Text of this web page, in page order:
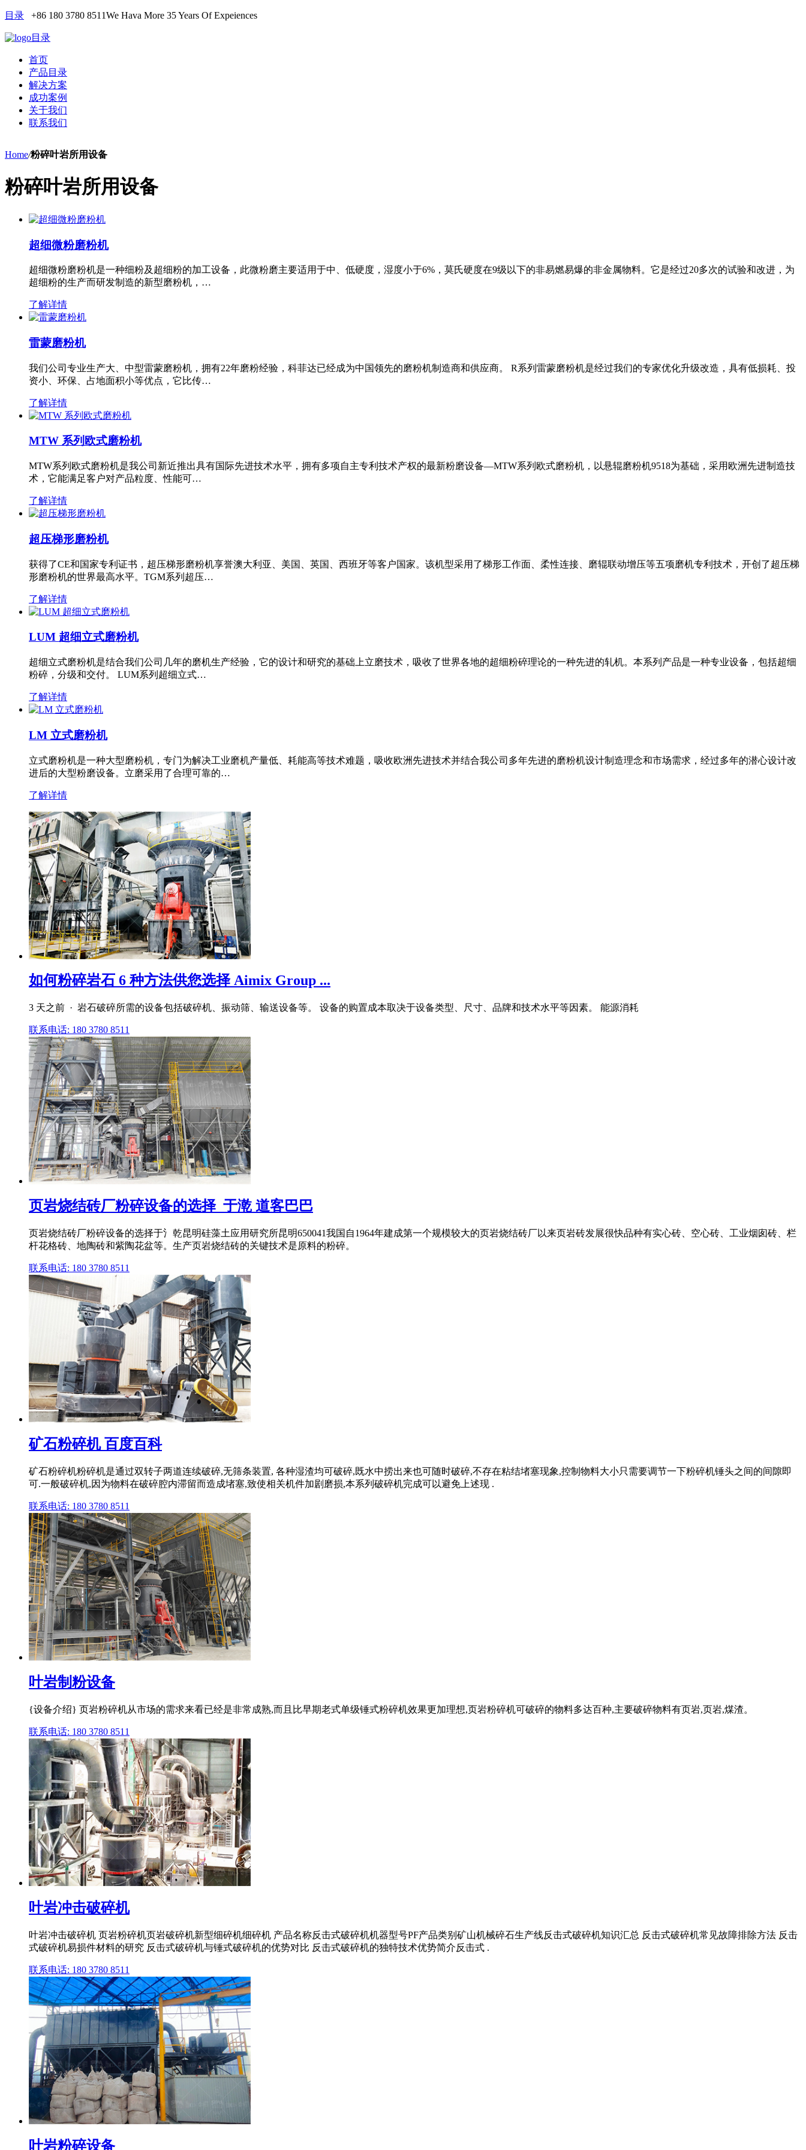
目录 +86 180 3780 8511We Hava More 35 Years Of Expeiences
目录
首页
产品目录
解决方案
成功案例
关于我们
联系我们
Home/粉碎叶岩所用设备
粉碎叶岩所用设备
超细微粉磨粉机
超细微粉磨粉机是一种细粉及超细粉的加工设备，此微粉磨主要适用于中、低硬度，湿度小于6%，莫氏硬度在9级以下的非易燃易爆的非金属物料。它是经过20多次的试验和改进，为
超细粉的生产而研发制造的新型磨粉机，…
了解详情
雷蒙磨粉机
我们公司专业生产大、中型雷蒙磨粉机，拥有22年磨粉经验，科菲达已经成为中国领先的磨粉机制造商和供应商。 R系列雷蒙磨粉机是经过我们的专家优化升级改造，具有低损耗、投
资小、环保、占地面积小等优点，它比传…
了解详情
MTW 系列欧式磨粉机
MTW系列欧式磨粉机是我公司新近推出具有国际先进技术水平，拥有多项自主专利技术产权的最新粉磨设备—MTW系列欧式磨粉机，以悬辊磨粉机9518为基础，采用欧洲先进制造技
术，它能满足客户对产品粒度、性能可…
了解详情
超压梯形磨粉机
获得了CE和国家专利证书，超压梯形磨粉机享誉澳大利亚、美国、英国、西班牙等客户国家。该机型采用了梯形工作面、柔性连接、磨辊联动增压等五项磨机专利技术，开创了超压梯
形磨粉机的世界最高水平。TGM系列超压…
了解详情
LUM 超细立式磨粉机
超细立式磨粉机是结合我们公司几年的磨机生产经验，它的设计和研究的基础上立磨技术，吸收了世界各地的超细粉碎理论的一种先进的轧机。本系列产品是一种专业设备，包括超细
粉碎，分级和交付。 LUM系列超细立式…
了解详情
LM 立式磨粉机
立式磨粉机是一种大型磨粉机，专门为解决工业磨机产量低、耗能高等技术难题，吸收欧洲先进技术并结合我公司多年先进的磨粉机设计制造理念和市场需求，经过多年的潜心设计改
进后的大型粉磨设备。立磨采用了合理可靠的…
了解详情
如何粉碎岩石 6 种方法供您选择 Aimix Group ...
3 天之前 · 岩石破碎所需的设备包括破碎机、振动筛、输送设备等。 设备的购置成本取决于设备类型、尺寸、品牌和技术水平等因素。 能源消耗
联系电话: 180 3780 8511
页岩烧结砖厂粉碎设备的选择_于漧 道客巴巴
页岩烧结砖厂粉碎设备的选择于氵乾昆明硅藻土应用研究所昆明650041我国自1964年建成第一个规模较大的页岩烧结砖厂以来页岩砖发展很快品种有实心砖、空心砖、工业烟囱砖、栏
杆花格砖、地陶砖和紫陶花盆等。生产页岩烧结砖的关键技术是原料的粉碎。
联系电话: 180 3780 8511
矿石粉碎机 百度百科
矿石粉碎机粉碎机是通过双转子两道连续破碎,无筛条装置, 各种湿渣均可破碎,既水中捞出来也可随时破碎,不存在粘结堵塞现象,控制物料大小只需要调节一下粉碎机锤头之间的间隙即
可.一般破碎机,因为物料在破碎腔内滞留而造成堵塞,致使相关机件加剧磨损,本系列破碎机完成可以避免上述现 .
联系电话: 180 3780 8511
叶岩制粉设备
{设备介绍} 页岩粉碎机从市场的需求来看已经是非常成熟,而且比早期老式单级锤式粉碎机效果更加理想,页岩粉碎机可破碎的物料多达百种,主要破碎物料有页岩,页岩,煤渣。
联系电话: 180 3780 8511
叶岩冲击破碎机
叶岩冲击破碎机 页岩粉碎机页岩破碎机新型细碎机细碎机 产品名称反击式破碎机机器型号PF产品类别矿山机械碎石生产线反击式破碎机知识汇总 反击式破碎机常见故障排除方法 反击
式破碎机易损件材料的研究 反击式破碎机与锤式破碎机的优势对比 反击式破碎机的独特技术优势简介反击式 .
联系电话: 180 3780 8511
叶岩粉碎设备